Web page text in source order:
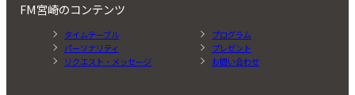
FM宮崎のコンテンツ
タイムテーブル
プログラム
パーソナリティ
プレゼント
リクエスト・メッセージ
お問い合わせ